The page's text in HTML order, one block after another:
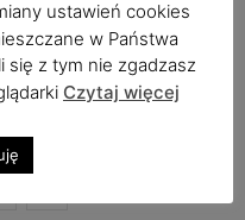
do pracy
ustawień cookies
w Państwa
się z tym nie zgadzasz
Czytaj więcej